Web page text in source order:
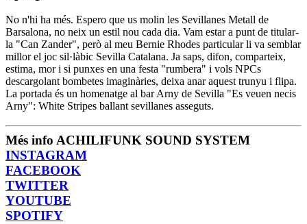
No n'hi ha més. Espero que us molin les Sevillanes Metall de
Barsalona, no neix un estil nou cada dia. Vam estar a punt de titular-
la "Can Zander", però al meu Bernie Rhodes particular li va semblar
millor el joc sil·làbic Sevilla Catalana. Ja saps, difon, comparteix,
estima, mor i si punxes en una festa "rumbera" i vols NPCs
descargolant bombetes imaginàries, deixa anar aquest trunyu i flipa.
La portada és un homenatge al bar Arny de Sevilla "Es veuen necis
Arny": White Stripes ballant sevillanes asseguts.
Més info ACHILIFUNK SOUND SYSTEM
INSTAGRAM
FACEBOOK
TWITTER
YOUTUBE
SPOTIFY